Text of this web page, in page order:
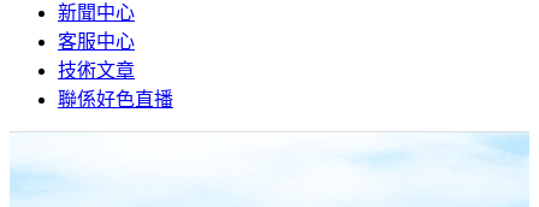
新聞中心
客服中心
技術文章
聯係好色直播